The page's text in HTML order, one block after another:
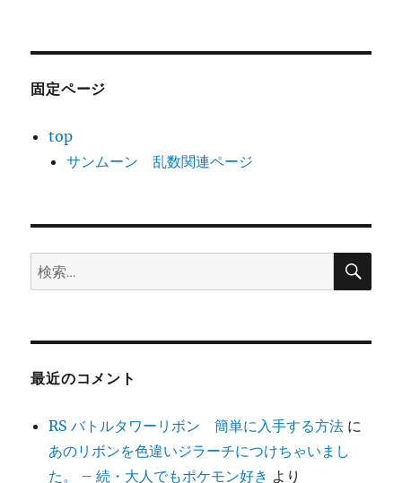
固定ページ
top
サンムーン 乱数関連ページ
検
索:
検
最近のコメント
RS バトルタワーリボン 簡単に入手する方法 に
あのリボンを色違いジラーチにつけちゃいまし
た。 – 続・大人でもポケモン好き より